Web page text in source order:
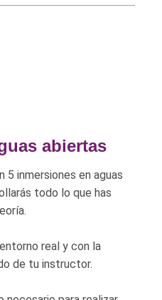
abiertas
5 inmersiones en aguas
todo lo que has
real y con la
de tu instructor.